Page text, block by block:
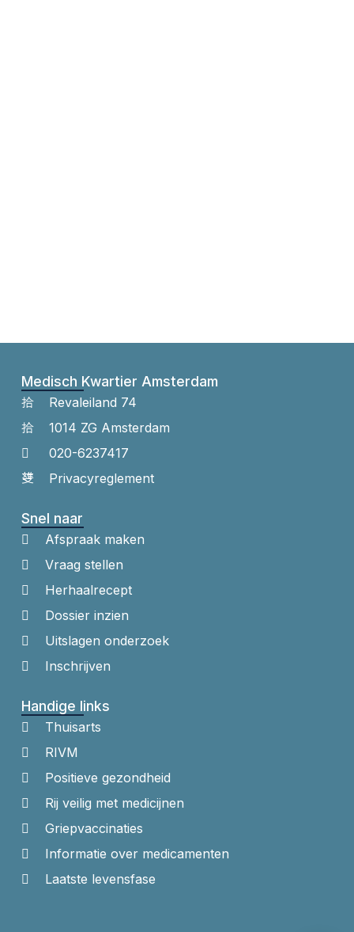
Medisch Kwartier Amsterdam
Revaleiland 74
1014 ZG Amsterdam
020-6237417
Privacyreglement
Snel naar
Afspraak maken
Vraag stellen
Herhaalrecept
Dossier inzien
Uitslagen onderzoek
Inschrijven
Handige links
Thuisarts
RIVM
Positieve gezondheid
Rij veilig met medicijnen
Griepvaccinaties
Informatie over medicamenten
Laatste levensfase